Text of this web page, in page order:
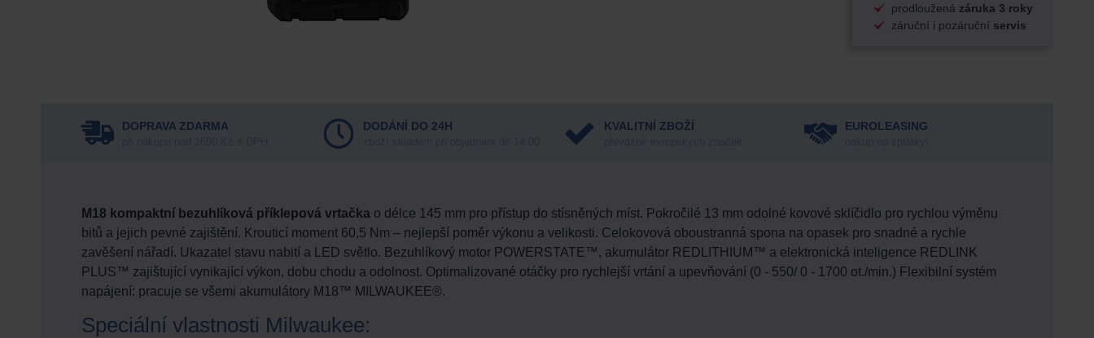
prodloužená záruka 3 roky
záruční i pozáruční servis
DOPRAVA ZDARMA DODÁNÍ DO 24H KVALITNÍ ZBOŽÍ EUROLEASING
M18 kompaktní bezuhlíková příklepová vrtačka o délce 145 mm pro přístup do stísněných míst. Pokročilé 13 mm odolné kovové sklíčidlo pro rychlou výměnu
bitů a jejich pevné zajištění. Krouticí moment 60,5 Nm – nejlepší poměr výkonu a velikosti. Celokovová oboustranná spona na opasek pro snadné a rychle
zavěšení nářadí. Ukazatel stavu nabití a LED světlo. Bezuhlíkový motor POWERSTATE™, akumulátor REDLITHIUM™ a elektronická inteligence REDLINK
PLUS™ zajištující vynikající výkon, dobu chodu a odolnost. Optimalizované otáčky pro rychlejší vrtání a upevňování (0 - 550/ 0 - 1700 ot./min.) Flexibilní systém
napájení: pracuje se všemi akumulátory M18™ MILWAUKEE®.
Speciální vlastnosti Milwaukee: